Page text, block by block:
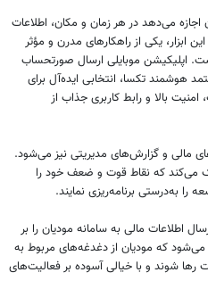
اجازه می‌دهد در هر زمان و مکان، اطلاعات
ابزار، یکی از راهکارهای مدرن و مؤثر
اپلیکیشن موبایلی ارسال صورتحساب
هوشمند تکسا، انتخابی ایده‌آل برای
بالا و رابط کاربری جذاب از
مالی و گزارش‌های مدیریتی نیز می‌شود.
می‌کند که نقاط قوت و ضعف خود را
به‌درستی برنامه‌ریزی نمایند.
اطلاعات مالی به سامانه مودیان را بر
که مودیان از دغدغه‌های مربوط به
رها شوند و با خیالی آسوده بر فعالیت‌های